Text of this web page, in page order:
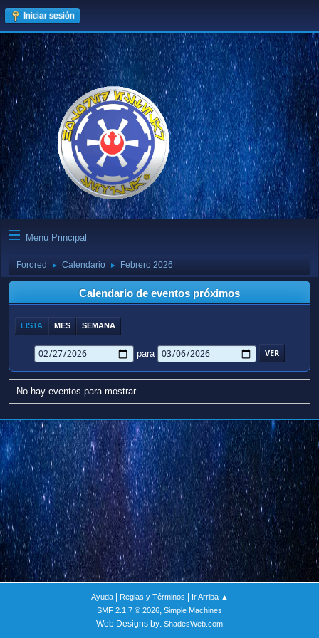
Iniciar sesión
Menú Principal
Forored ► Calendario ► Febrero 2026
Calendario de eventos próximos
LISTA MES SEMANA
para
No hay eventos para mostrar.
Ayuda| Reglas y Términos
Ir Arriba ▲
SMF 2.1.7 © 2026, Simple Machines
Web Designs by: ShadesWeb.com